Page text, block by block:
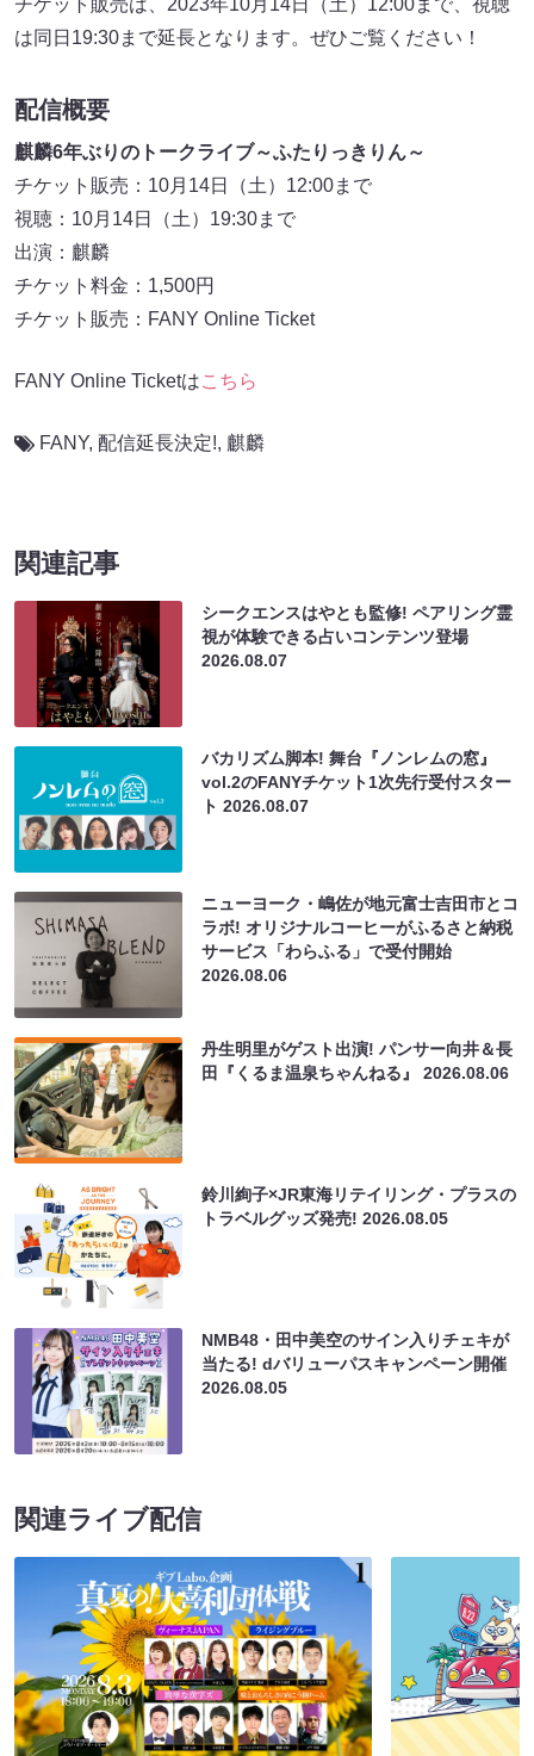
は同日19:30まで延長となります。ぜひご覧ください！
配信概要
麒麟6年ぶりのトークライブ～ふたりっきりん～
チケット販売：10月14日（土）12:00まで
視聴：10月14日（土）19:30まで
出演：麒麟
チケット料金：1,500円
チケット販売：FANY Online Ticket
FANY Online Ticketはこちら
FANY, 配信延長決定!, 麒麟
関連記事
シークエンスはやとも監修! ペアリング霊
視が体験できる占いコンテンツ登場
2026.08.07
バカリズム脚本! 舞台『ノンレムの窓』
vol.2のFANYチケット1次先行受付スター
ト2026.08.07
ニューヨーク・嶋佐が地元富士吉田市とコ
ラボ! オリジナルコーヒーがふるさと納税
サービス「わらふる」で受付開始
2026.08.06
丹生明里がゲスト出演! パンサー向井＆長
田『くるま温泉ちゃんねる』2026.08.06
鈴川絢子×JR東海リテイリング・プラスの
トラベルグッズ発売!2026.08.05
NMB48・田中美空のサイン入りチェキが
当たる! dバリューパスキャンペーン開催
2026.08.05
関連ライブ配信